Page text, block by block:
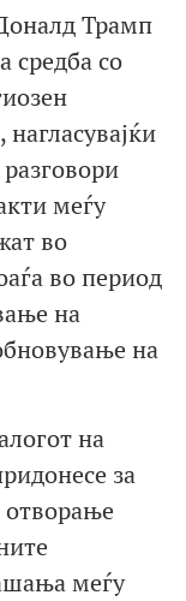
Трамп
средба со
меѓу
во
во период
на
на
на
за
меѓу